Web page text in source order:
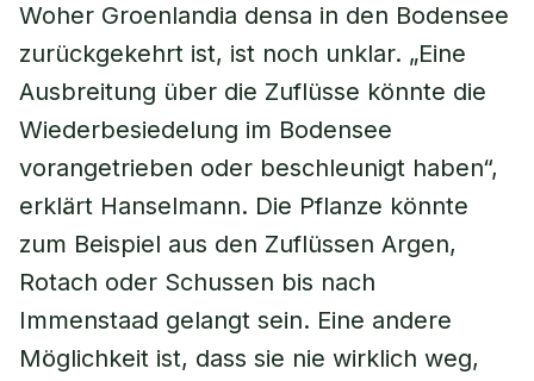
Woher Groenlandia densa in den Bodensee
zurückgekehrt ist, ist noch unklar. „Eine
Ausbreitung über die Zuflüsse könnte die
Wiederbesiedelung im Bodensee
vorangetrieben oder beschleunigt haben“,
erklärt Hanselmann. Die Pflanze könnte
zum Beispiel aus den Zuflüssen Argen,
Rotach oder Schussen bis nach
Immenstaad gelangt sein. Eine andere
Möglichkeit ist, dass sie nie wirklich weg,